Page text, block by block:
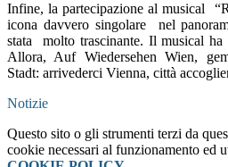
Infine, la partecipazione al musical
icona davvero singolare nel
stata molto trascinante. Il musical ha
Allora, Auf Wiedersehen Wien,
Stadt: arrivederci Vienna, città
Notizie
Questo sito o gli strumenti terzi da
cookie necessari al funzionamento ed